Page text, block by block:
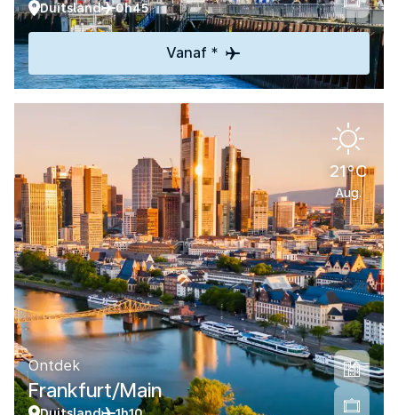
Duitsland 0h45
Vanaf *
21°C
Aug.
Ontdek
Frankfurt/Main